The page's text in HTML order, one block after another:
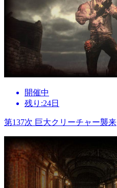
開催中
残り:24日
第137次 巨大クリーチャー襲来